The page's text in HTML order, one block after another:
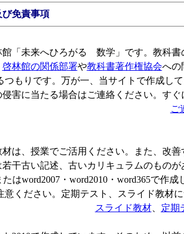
免責事項
「未来へひろがる 数学」です。教科書
啓林館の関係部署や教科書著作権協会への
もりです。万が一、当サイトで作成し
害に当たる場合はご連絡ください。すぐ
ご
は、授業でご活用ください。また、改善
干古い記述、古いカリキュラムのもの
はword2007・word2010・word365で作
ください。定期テスト、スライド教材
スライド教材、 定期